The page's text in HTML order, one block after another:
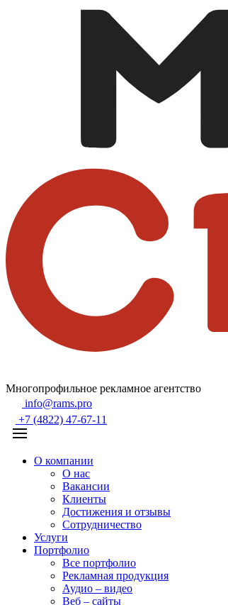
Многопрофильное рекламное агентство
info@rams.pro
+7 (4822) 47-67-11
О компании
О нас
Вакансии
Клиенты
Достижения и отзывы
Сотрудничество
Услуги
Портфолио
Все портфолио
Рекламная продукция
Аудио – видео
Веб – сайты